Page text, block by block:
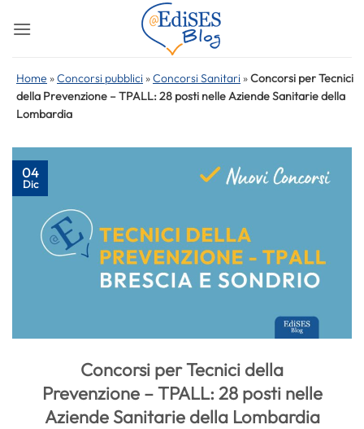
Home »Concorsi pubblici »Concorsi Sanitari »Concorsi per Tecnici
della Prevenzione – TPALL: 28 posti nelle Aziende Sanitarie della
Lombardia
04
Dic
Concorsi per Tecnici della
Prevenzione – TPALL: 28 posti nelle
Aziende Sanitarie della Lombardia